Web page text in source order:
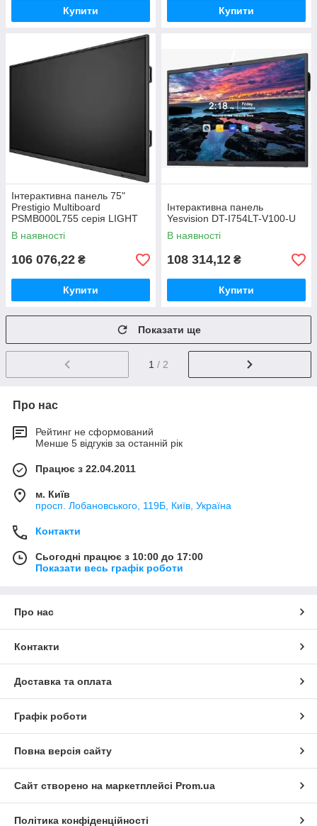
Купити Купити
Інтерактивна панель 75"
Prestigio Multiboard
PSMB000L755 серія LIGHT
В наявності
106 076,22 ₴
Купити
Інтерактивна панель
Yesvision DT-I754LT-V100-U
В наявності
108 314,12 ₴
Купити
Показати ще
1 / 2
Про нас
Рейтинг не сформований
Менше 5 відгуків за останній рік
Працює з 22.04.2011
м. Київ
просп. Лобановського, 119Б, Київ, Україна
Контакти
Сьогодні працює з 10:00 до 17:00
Показати весь графік роботи
Про нас
Контакти
Доставка та оплата
Графік роботи
Повна версія сайту
Сайт створено на маркетплейсі Prom.ua
Політика конфіденційності